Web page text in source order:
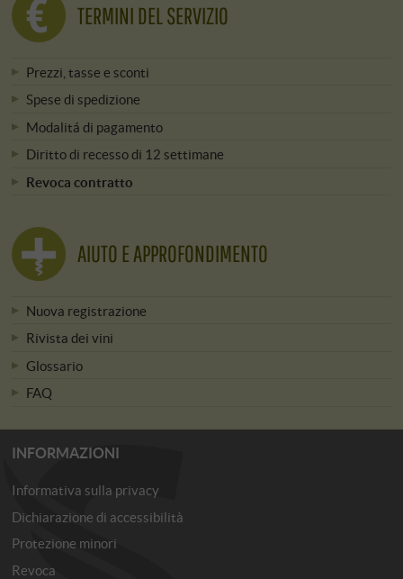
TERMINI DEL SERVIZIO
Prezzi, tasse e sconti
Spese di spedizione
Modalitá di pagamento
Diritto di recesso di 12 settimane
Revoca contratto
AIUTO E APPROFONDIMENTO
Nuova registrazione
Rivista dei vini
Glossario
FAQ
INFORMAZIONI
Informativa sulla privacy
Dichiarazione di accessibilità
Protezione minori
Revoca